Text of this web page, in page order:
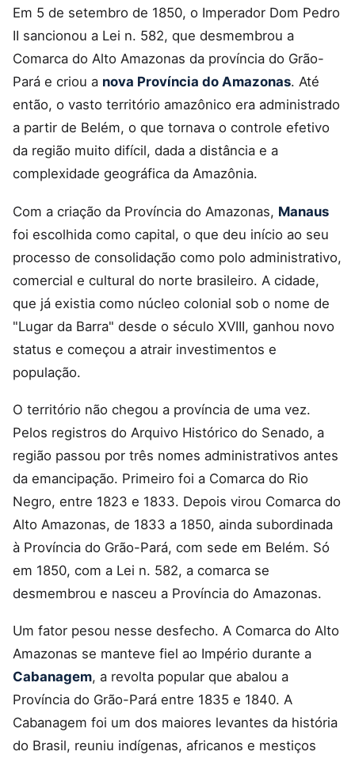
Em 5 de setembro de 1850, o Imperador Dom Pedro
II sancionou a Lei n. 582, que desmembrou a
Comarca do Alto Amazonas da província do Grão-
Pará e criou a nova Província do Amazonas. Até
então, o vasto território amazônico era administrado
a partir de Belém, o que tornava o controle efetivo
da região muito difícil, dada a distância e a
complexidade geográfica da Amazônia.
Com a criação da Província do Amazonas, Manaus
foi escolhida como capital, o que deu início ao seu
processo de consolidação como polo administrativo,
comercial e cultural do norte brasileiro. A cidade,
que já existia como núcleo colonial sob o nome de
"Lugar da Barra" desde o século XVIII, ganhou novo
status e começou a atrair investimentos e
população.
O território não chegou a província de uma vez.
Pelos registros do Arquivo Histórico do Senado, a
região passou por três nomes administrativos antes
da emancipação. Primeiro foi a Comarca do Rio
Negro, entre 1823 e 1833. Depois virou Comarca do
Alto Amazonas, de 1833 a 1850, ainda subordinada
à Província do Grão-Pará, com sede em Belém. Só
em 1850, com a Lei n. 582, a comarca se
desmembrou e nasceu a Província do Amazonas.
Um fator pesou nesse desfecho. A Comarca do Alto
Amazonas se manteve fiel ao Império durante a
Cabanagem, a revolta popular que abalou a
Província do Grão-Pará entre 1835 e 1840. A
Cabanagem foi um dos maiores levantes da história
do Brasil, reuniu indígenas, africanos e mestiços